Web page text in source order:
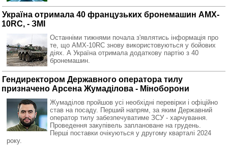
Україна отримала 40 французьких бронемашин AMX-
10RC, - ЗМІ
Останніми тижнями почала з'являтись інформація про
те, що AMX-10RC знову використовуються у бойових
діях. А Україна отримала додаткову партію з 40
бронемашин.
Гендиректором Державного оператора тилу
призначено Арсена Жумаділова - Міноборони
Жумаділов пройшов усі необхідні перевірки і офіційно
став на посаду. Перший напрям, за яким Державний
оператор тилу забезпечуватиме ЗСУ - харчування.
Проведення закупівель заплановане на грудень.
Перші поставки очікуються у другому кварталі 2024
року.